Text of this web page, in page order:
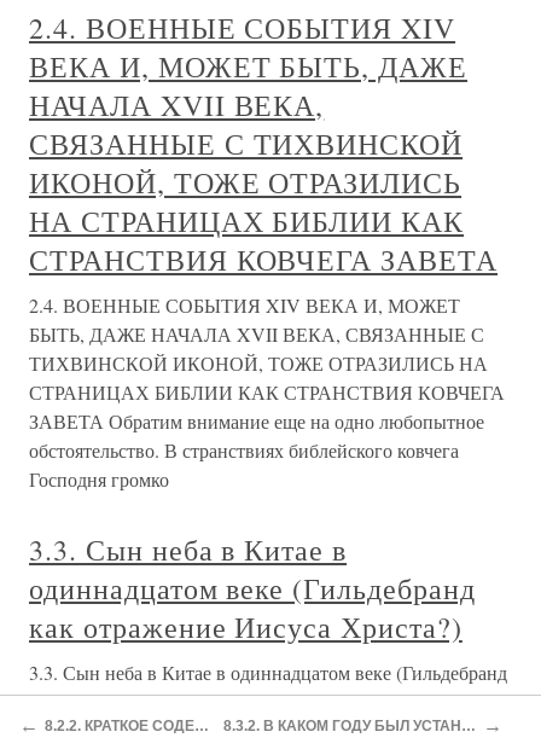
2.4. ВОЕННЫЕ СОБЫТИЯ XIV
ВЕКА И, МОЖЕТ БЫТЬ, ДАЖЕ
НАЧАЛА XVII ВЕКА,
СВЯЗАННЫЕ С ТИХВИНСКОЙ
ИКОНОЙ, ТОЖЕ ОТРАЗИЛИСЬ
НА СТРАНИЦАХ БИБЛИИ КАК
СТРАНСТВИЯ КОВЧЕГА ЗАВЕТА
2.4. ВОЕННЫЕ СОБЫТИЯ XIV ВЕКА И, МОЖЕТ
БЫТЬ, ДАЖЕ НАЧАЛА XVII ВЕКА, СВЯЗАННЫЕ С
ТИХВИНСКОЙ ИКОНОЙ, ТОЖЕ ОТРАЗИЛИСЬ НА
СТРАНИЦАХ БИБЛИИ КАК СТРАНСТВИЯ КОВЧЕГА
ЗАВЕТА Обратим внимание еще на одно любопытное
обстоятельство. В странствиях библейского ковчега
Господня громко
3.3. Сын неба в Китае в
одиннадцатом веке (Гильдебранд
как отражение Иисуса Христа?)
3.3. Сын неба в Китае в одиннадцатом веке (Гильдебранд
как отражение Иисуса Христа?) Действительно, в
середине фантомного ОДИННАДЦАТОГО ВЕКА в
← 8.2.2. КРАТКОЕ СОДЕРЖАНИЕ КНИГИ «ЕСФИРЬ» 8.3.2. В КАКОМ ГОДУ БЫЛ УСТАНОВЛЕН БИБЛЕЙСКИЙ ПРАЗДНИК ПУРИМ →